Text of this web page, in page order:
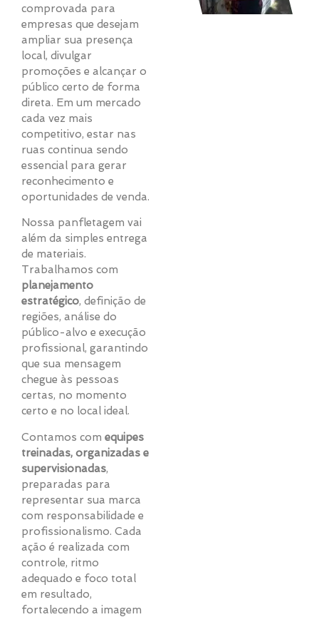
comprovada para
empresas que desejam
ampliar sua presença
local, divulgar
promoções e alcançar o
público certo de forma
direta. Em um mercado
cada vez mais
competitivo, estar nas
ruas continua sendo
essencial para gerar
reconhecimento e
oportunidades de venda.
Nossa panfletagem vai
além da simples entrega
de materiais.
Trabalhamos com
planejamento
estratégico, definição de
regiões, análise do
público-alvo e execução
profissional, garantindo
que sua mensagem
chegue às pessoas
certas, no momento
certo e no local ideal.
Contamos com equipes
treinadas, organizadas e
supervisionadas,
preparadas para
representar sua marca
com responsabilidade e
profissionalismo. Cada
ação é realizada com
controle, ritmo
adequado e foco total
em resultado,
fortalecendo a imagem